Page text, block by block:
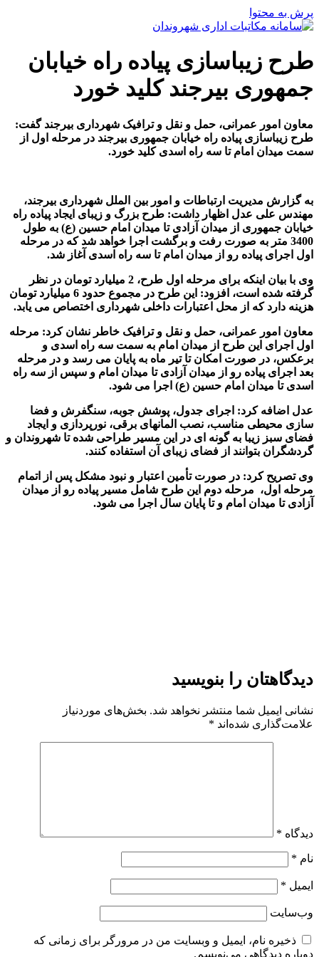
پرش به محتوا
طرح زیباسازی پیاده راه خیابان
جمهوری بیرجند کلید خورد
معاون امور عمرانی، حمل و نقل و ترافیک شهرداری بیرجند گفت:
طرح زیباسازی پیاده راه خیابان جمهوری بیرجند در مرحله اول از
سمت میدان امام تا سه راه اسدی کلید خورد.
به گزارش مدیریت ارتباطات و امور بین الملل شهرداری بیرجند،
مهندس علی عدل اظهار داشت: طرح بزرگ و زیبای ایجاد پیاده راه
خیابان جمهوری از میدان آزادی تا میدان امام حسین (ع) به طول
3400 متر به صورت رفت و برگشت اجرا خواهد شد که در مرحله
اول اجرای پیاده رو از میدان امام تا سه راه اسدی آغاز شد.
وی با بیان اینکه برای مرحله اول طرح، 2 میلیارد تومان در نظر
گرفته شده است، افزود: این طرح در مجموع حدود 6 میلیارد تومان
هزینه دارد که از محل اعتبارات داخلی شهرداری اختصاص می یابد.
معاون امور عمرانی، حمل و نقل و ترافیک خاطر نشان کرد: مرحله
اول اجرای این طرح از میدان امام به سمت سه راه اسدی و
برعکس، در صورت امکان تا تیر ماه به پایان می رسد و در مرحله
بعد اجرای پیاده رو از میدان آزادی تا میدان امام و سپس از سه راه
اسدی تا میدان امام حسین (ع) اجرا می شود.
عدل اضافه کرد: اجرای جدول، پوشش جوبه، سنگفرش و فضا
سازی محیطی مناسب، نصب المانهای برقی، نورپردازی و ایجاد
فضای سبز زیبا به گونه ای در این مسیر طراحی شده تا شهروندان و
گردشگران بتوانند از فضای زیبای آن استفاده کنند.
وی تصریح کرد: در صورت تأمین اعتبار و نبود مشکل پس از اتمام
مرحله اول، مرحله دوم این طرح شامل مسیر پیاده رو از میدان
آزادی تا میدان امام و تا پایان سال اجرا می شود.
دیدگاهتان را بنویسید
نشانی ایمیل شما منتشر نخواهد شد. بخش‌های موردنیاز
علامت‌گذاری شده‌اند *
دیدگاه *
نام *
ایمیل *
وب‌سایت
ذخیره نام، ایمیل و وبسایت من در مرورگر برای زمانی که
دوباره دیدگاهی می‌نویسم.